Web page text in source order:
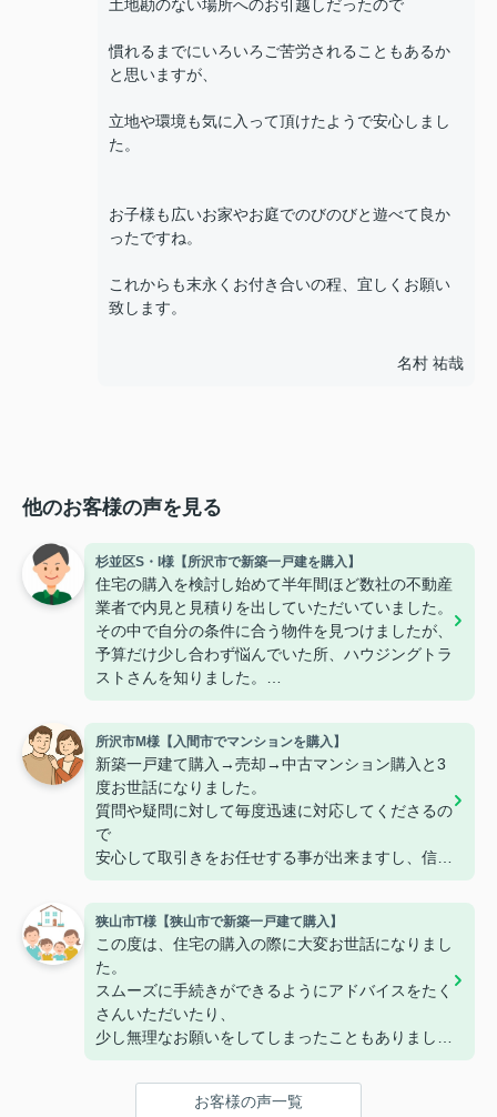
土地勘のない場所へのお引越しだったので
慣れるまでにいろいろご苦労されることもあるか
と思いますが、
立地や環境も気に入って頂けたようで安心しまし
た。
お子様も広いお家やお庭でのびのびと遊べて良か
ったですね。
これからも末永くお付き合いの程、宜しくお願い
致します。
名村 祐哉
他のお客様の声を見る
杉並区S・I様【所沢市で新築一戸建を購入】
住宅の購入を検討し始めて半年間ほど数社の不動産
業者で内見と見積りを出していただいていました。
その中で自分の条件に合う物件を見つけましたが、
予算だけ少し合わず悩んでいた所、ハウジングトラ
ストさんを知りました。
1度他社で内見済みでしたが、ハウジングトラスト
さんで再度内見をさせていただき不明点や不安な部
分など解消できました。
また、大きなメリットである【仲介手数料無料】の
サービスのおかげで他社よりも大きく金額が下が
り、予算内に収まったので購入に至りました。
本当にありがとうございました。
また機会がありましたらよろしくお願いいたしま
所沢市M様【入間市でマンションを購入】
新築一戸建て購入→売却→中古マンション購入と3
度お世話になりました。
質問や疑問に対して毎度迅速に対応してくださるの
で
安心して取引きをお任せする事が出来ますし、信頼
しています。
また機会がありましたらよろしくお願いいたしま
す！！
狭山市T様【狭山市で新築一戸建て購入】
この度は、住宅の購入の際に大変お世話になりまし
た。
スムーズに手続きができるようにアドバイスをたく
さんいただいたり、
少し無理なお願いをしてしまったこともありました
が、一緒に考えて対応して下さったり、本当に感謝
しています。
分からないこと、聞きたいことがあったときに、ご
お客様の声一覧